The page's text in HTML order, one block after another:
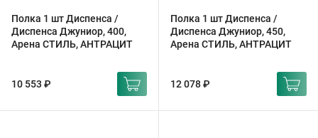
Полка 1 шт Диспенса /
Диспенса Джуниор, 400,
Арена СТИЛЬ, АНТРАЦИТ
10 553 ₽
Полка 1 шт Диспенса /
Диспенса Джуниор, 450,
Арена СТИЛЬ, АНТРАЦИТ
12 078 ₽